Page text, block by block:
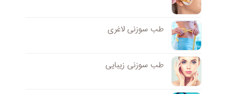
طب سوزنی لاغری
طب سوزنی زیبایی